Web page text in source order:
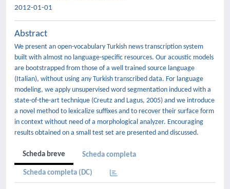
2012-01-01
Abstract
We present an open-vocabulary Turkish news transcription system
built with almost no language-specific resources. Our acoustic models
are bootstrapped from those of a well trained source language
(Italian), without using any Turkish transcribed data. For language
modeling, we apply unsupervised word segmentation induced with a
state-of-the-art technique (Creutz and Lagus, 2005) and we introduce
a novel method to lexicalize suffixes and to recover their surface form
in context without need of a morphological analyzer. Encouraging
results obtained on a small test set are presented and discussed.
Scheda breve Scheda completa
Scheda completa (DC)